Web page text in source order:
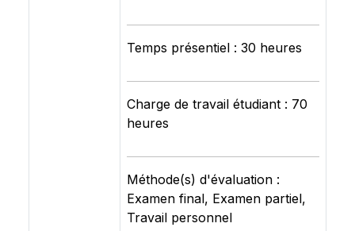
Temps présentiel : 30 heures
Charge de travail étudiant : 70
heures
Méthode(s) d'évaluation :
Examen final, Examen partiel,
Travail personnel